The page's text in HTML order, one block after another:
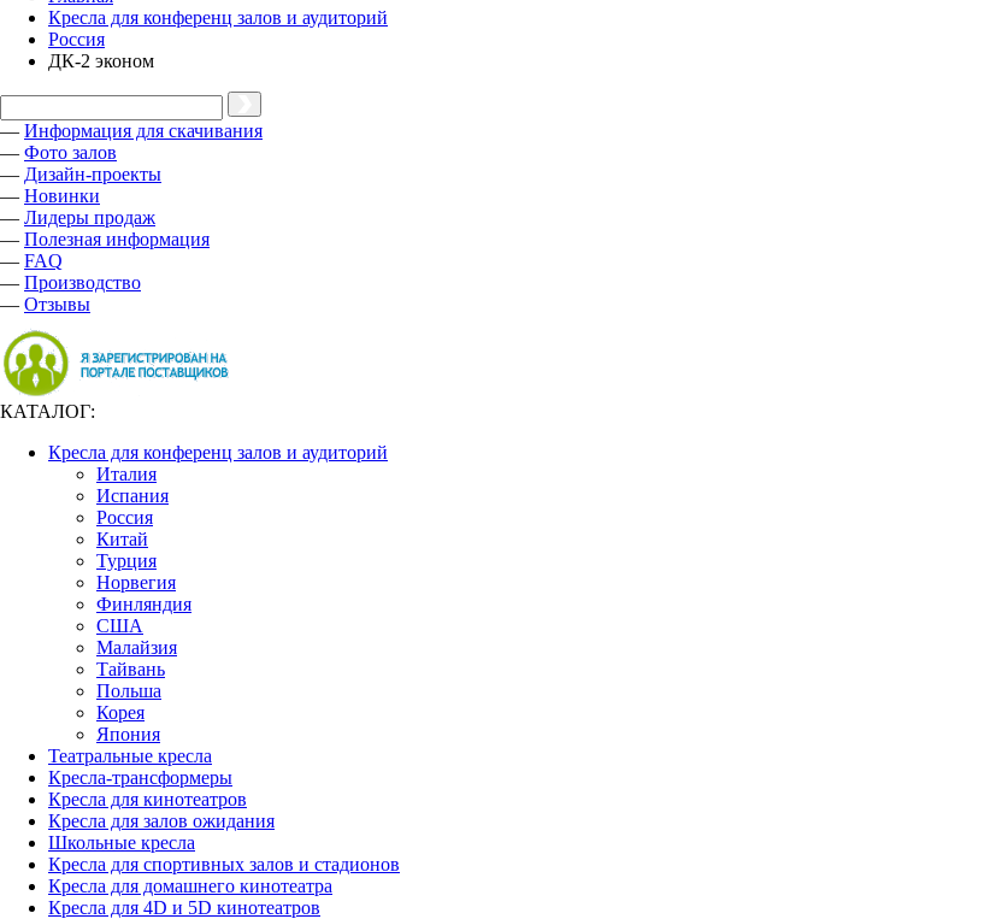
Кресла для конференц залов и аудиторий
Россия
ДК-2 эконом
— Информация для скачивания
— Фото залов
— Дизайн-проекты
— Новинки
— Лидеры продаж
— Полезная информация
— FAQ
— Производство
— Отзывы
КАТАЛОГ:
Кресла для конференц залов и аудиторий
Италия
Испания
Россия
Китай
Турция
Норвегия
Финляндия
США
Малайзия
Тайвань
Польша
Корея
Япония
Театральные кресла
Кресла-трансформеры
Кресла для кинотеатров
Кресла для залов ожидания
Школьные кресла
Кресла для спортивных залов и стадионов
Кресла для домашнего кинотеатра
Кресла для 4D и 5D кинотеатров